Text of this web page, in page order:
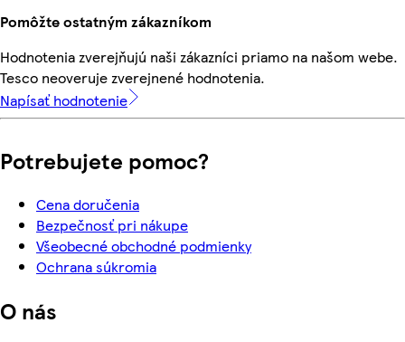
Pomôžte ostatným zákazníkom
Hodnotenia zverejňujú naši zákazníci priamo na našom webe.
Tesco neoveruje zverejnené hodnotenia.
Napísať hodnotenie
Potrebujete pomoc?
Cena doručenia
Bezpečnosť pri nákupe
Všeobecné obchodné podmienky
Ochrana súkromia
O nás